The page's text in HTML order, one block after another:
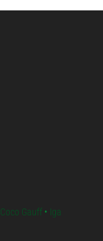
Coco Gauff• Iga